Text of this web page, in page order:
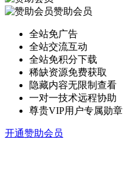
赞助会员
全站免广告
全站交流互动
全站免积分下载
稀缺资源免费获取
隐藏内容无限制查看
一对一技术远程协助
尊贵VIP用户专属勋章
开通赞助会员